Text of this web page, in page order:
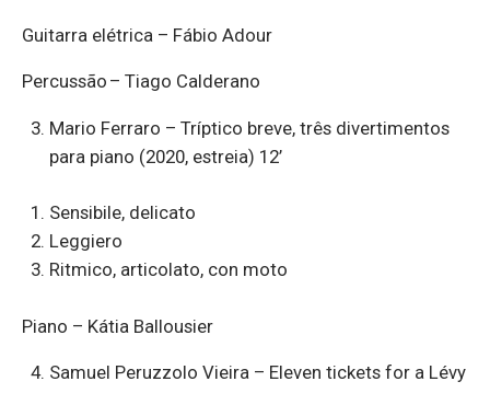
Guitarra elétrica – Fábio Adour
Percussão – Tiago Calderano
Mario Ferraro – Tríptico breve, três divertimentos
para piano (2020, estreia) 12’
Sensibile, delicato
Leggiero
Ritmico, articolato, con moto
Piano – Kátia Ballousier
Samuel Peruzzolo Vieira – Eleven tickets for a Lévy